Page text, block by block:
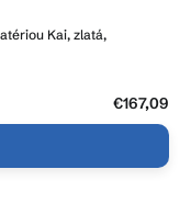
Kai, zlatá,
€167,09